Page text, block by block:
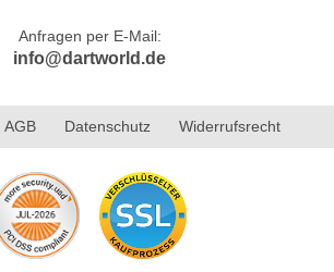
Anfragen per E-Mail:
info@dartworld.de
AGB Datenschutz Widerrufsrecht